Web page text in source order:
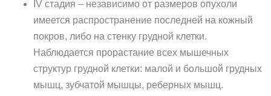
IV стадия – независимо от размеров опухоли
имеется распространение последней на кожный
покров, либо на стенку грудной клетки.
Наблюдается прорастание всех мышечных
структур грудной клетки: малой и большой грудных
мышц, зубчатой мышцы, реберных мышц.